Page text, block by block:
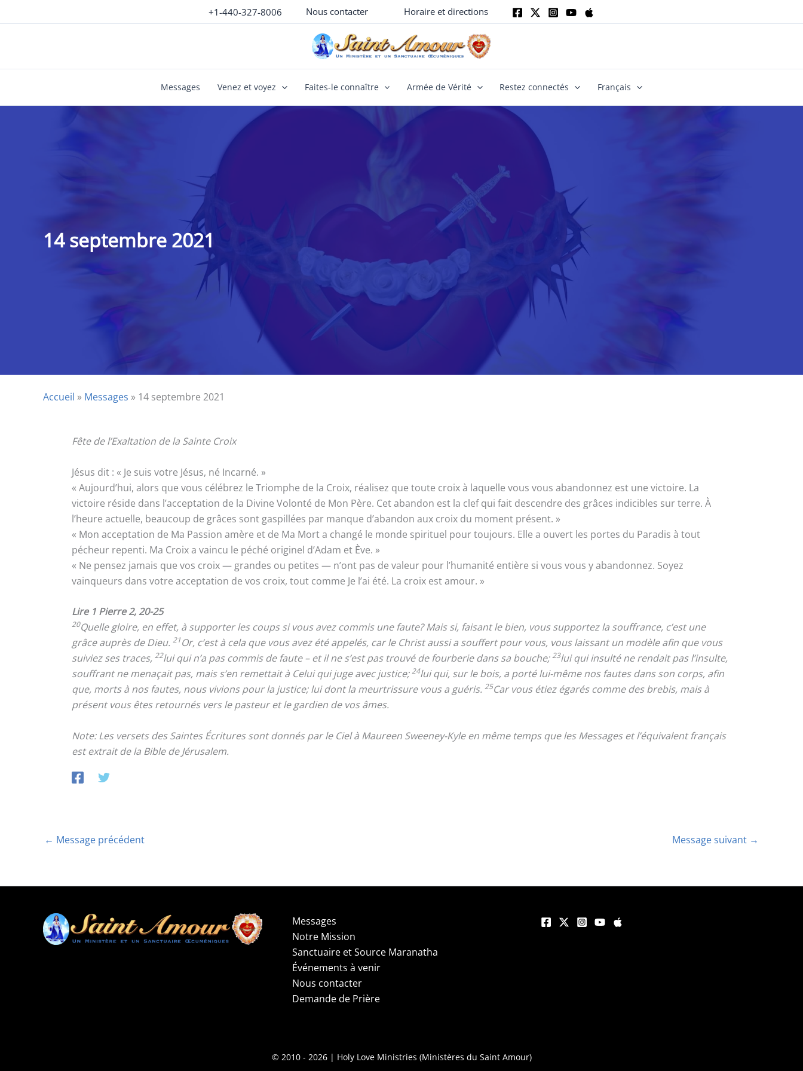
au
+1-440-327-8006 Nous contacter Horaire et directions
Messages Venez et voyez Faites-le connaître Armée de Vérité Restez connectés Français
14 septembre 2021
Accueil » Messages » 14 septembre 2021
Fête de l’Exaltation de la Sainte Croix
Jésus dit : « Je suis votre Jésus, né Incarné. »
« Aujourd’hui, alors que vous célébrez le Triomphe de la Croix, réalisez que toute croix à laquelle vous vous abandonnez est une victoire. La
victoire réside dans l’acceptation de la Divine Volonté de Mon Père. Cet abandon est la clef qui fait descendre des grâces indicibles sur terre. À
l’heure actuelle, beaucoup de grâces sont gaspillées par manque d’abandon aux croix du moment présent. »
« Mon acceptation de Ma Passion amère et de Ma Mort a changé le monde spirituel pour toujours. Elle a ouvert les portes du Paradis à tout
pécheur repenti. Ma Croix a vaincu le péché originel d’Adam et Ève. »
« Ne pensez jamais que vos croix — grandes ou petites — n’ont pas de valeur pour l’humanité entière si vous vous y abandonnez. Soyez
vainqueurs dans votre acceptation de vos croix, tout comme Je l’ai été. La croix est amour. »
Lire 1 Pierre 2, 20-25
20Quelle gloire, en effet, à supporter les coups si vous avez commis une faute? Mais si, faisant le bien, vous supportez la souffrance, c’est une
grâce auprès de Dieu. 21Or, c’est à cela que vous avez été appelés, car le Christ aussi a souffert pour vous, vous laissant un modèle afin que vous
suiviez ses traces, 22lui qui n’a pas commis de faute – et il ne s’est pas trouvé de fourberie dans sa bouche;23lui qui insulté ne rendait pas l’insulte,
souffrant ne menaçait pas, mais s’en remettait à Celui qui juge avec justice;24lui qui, sur le bois, a porté lui-même nos fautes dans son corps, afin
que, morts à nos fautes, nous vivions pour la justice; lui dont la meurtrissure vous a guéris. 25Car vous étiez égarés comme des brebis, mais à
présent vous êtes retournés vers le pasteur et le gardien de vos âmes.
Note: Les versets des Saintes Écritures sont donnés par le Ciel à Maureen Sweeney-Kyle en même temps que les Messages et l’équivalent français
est extrait de la Bible de Jérusalem.
← Message précédent Message suivant →
Messages
Notre Mission
Sanctuaire et Source Maranatha
Événements à venir
Nous contacter
Demande de Prière
© 2010 - 2026 | Holy Love Ministries (Ministères du Saint Amour)